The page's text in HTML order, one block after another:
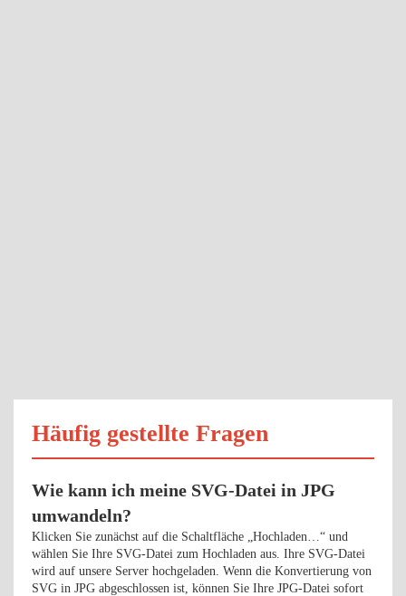
Häufig gestellte Fragen
Wie kann ich meine SVG-Datei in JPG
umwandeln?
Klicken Sie zunächst auf die Schaltfläche „Hochladen…“ und
wählen Sie Ihre SVG-Datei zum Hochladen aus. Ihre SVG-Datei
wird auf unsere Server hochgeladen. Wenn die Konvertierung von
SVG in JPG abgeschlossen ist, können Sie Ihre JPG-Datei sofort